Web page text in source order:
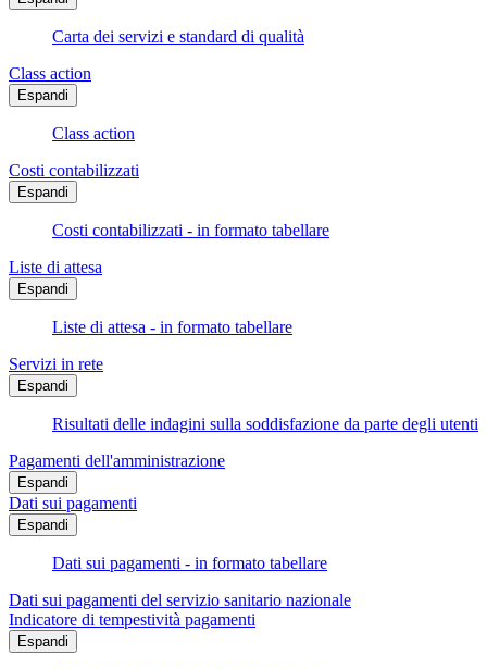
Carta dei servizi e standard di qualità
Class action
Espandi
Class action
Costi contabilizzati
Espandi
Costi contabilizzati - in formato tabellare
Liste di attesa
Espandi
Liste di attesa - in formato tabellare
Servizi in rete
Espandi
Risultati delle indagini sulla soddisfazione da parte degli utenti
Pagamenti dell'amministrazione
Espandi
Dati sui pagamenti
Espandi
Dati sui pagamenti - in formato tabellare
Dati sui pagamenti del servizio sanitario nazionale
Indicatore di tempestività pagamenti
Espandi